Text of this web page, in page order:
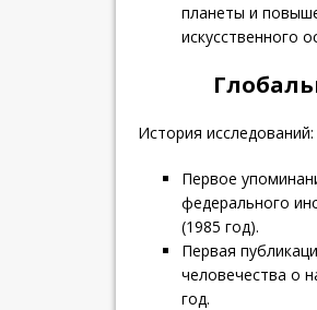
планеты и
искусственного
История исследований:
Первое
федерального
(1985 год).
Первая
человечества о
год.